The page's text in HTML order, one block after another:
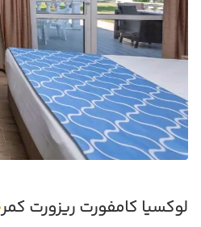
لوکسیا کامفورت ریزورت کمر